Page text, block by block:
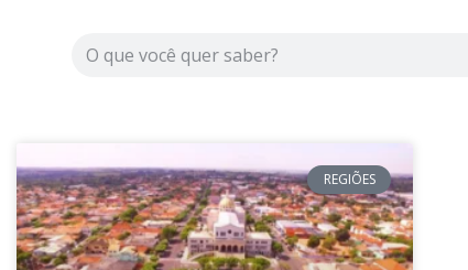
REGIÕES